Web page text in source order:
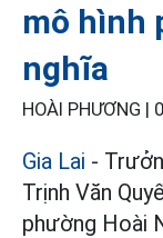
mô hình
nghĩa
HOÀI PHƯƠNG |
Gia Lai -
Trịnh Văn
phường Hoài